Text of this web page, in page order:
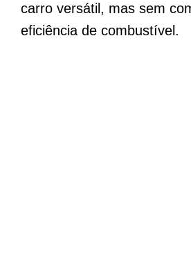
carro versátil, mas sem
eficiência de combustível.